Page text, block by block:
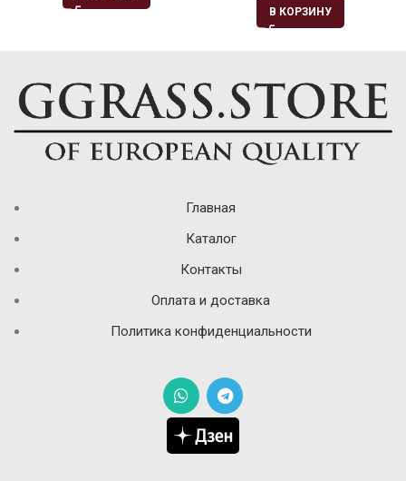
В КОРЗИНУ
Главная
Каталог
Контакты
Оплата и доставка
Политика конфиденциальности